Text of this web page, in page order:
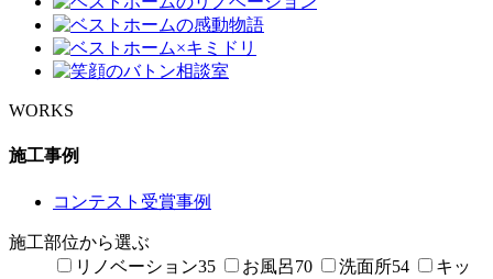
WORKS
施工事例
コンテスト受賞事例
施工部位から選ぶ
リノベーション35 お風呂70 洗面所54
キッ